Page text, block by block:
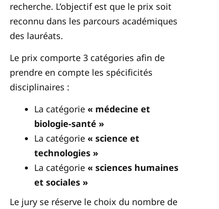
recherche. L’objectif est que le prix soit
reconnu dans les parcours académiques
des lauréats.
Le prix comporte 3 catégories afin de
prendre en compte les spécificités
disciplinaires :
La catégorie « médecine et
biologie-santé »
La catégorie « science et
technologies »
La catégorie « sciences humaines
et sociales »
Le jury se réserve le choix du nombre de